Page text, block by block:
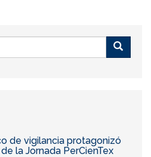
de vigilancia protagonizó
la Jornada PerCienTex